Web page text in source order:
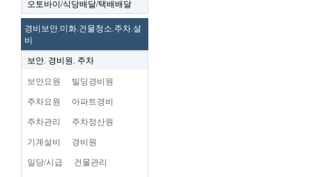
오토바이/식당배달/택배배달
경비보안.미화.건물청소.주차.설
비
보안. 경비원. 주차
보안요원 빌딩경비원
주차요원 아파트경비
주차관리 주차정산원
기계설비 경비원
일당/시급 건물관리